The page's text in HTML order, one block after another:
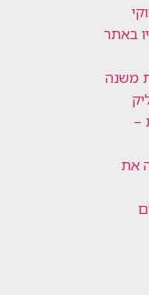
באתר
משנה
–
את